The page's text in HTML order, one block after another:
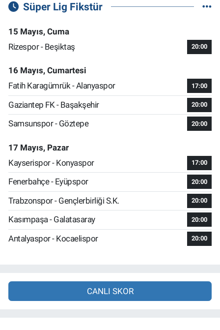
Süper Lig Fikstür
15 Mayıs, Cuma
Rizespor - Beşiktaş
20:00
16 Mayıs, Cumartesi
Fatih Karagümrük - Alanyaspor
17:00
Gaziantep FK - Başakşehir 20:00
Samsunspor - Göztepe 20:00
17 Mayıs, Pazar
Kayserispor - Konyaspor
17:00
Fenerbahçe - Eyüpspor 20:00
Trabzonspor - Gençlerbirliği S.K. 20:00
Kasımpaşa - Galatasaray 20:00
Antalyaspor - Kocaelispor 20:00
CANLI SKOR